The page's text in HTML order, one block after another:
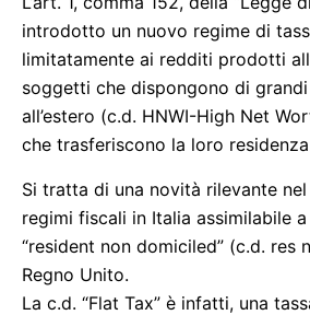
introdotto un nuovo regime di
limitatamente ai redditi prodotti
soggetti che dispongono di
all’estero (c.d. HNWI-High Net
che trasferiscono la loro
Si tratta di una novità rilevante
regimi fiscali in Italia assimilabile
“resident non domiciled” (c.d. res
Regno Unito.
La c.d. “Flat Tax” è infatti, una